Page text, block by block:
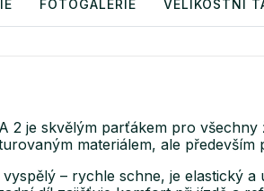
FOTOGALERIE VELIKOSTNÍ
2 je skvělým parťákem pro
materiálem, ale
vyspělý – rychle schne, je elastický